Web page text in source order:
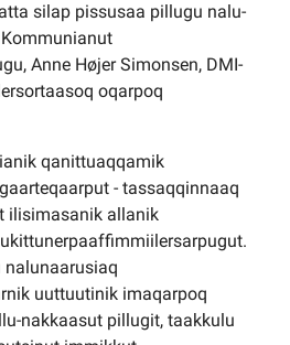
silap pissusaa pillugu nalu-
Anne Højer Simonsen, DMI-
oqarpoq
qanittuaqqamik
- tassaqqinnaaq
ilisimasanik allanik
uuttuutinik imaqarpoq
nakkaasut pillugit, taakkulu